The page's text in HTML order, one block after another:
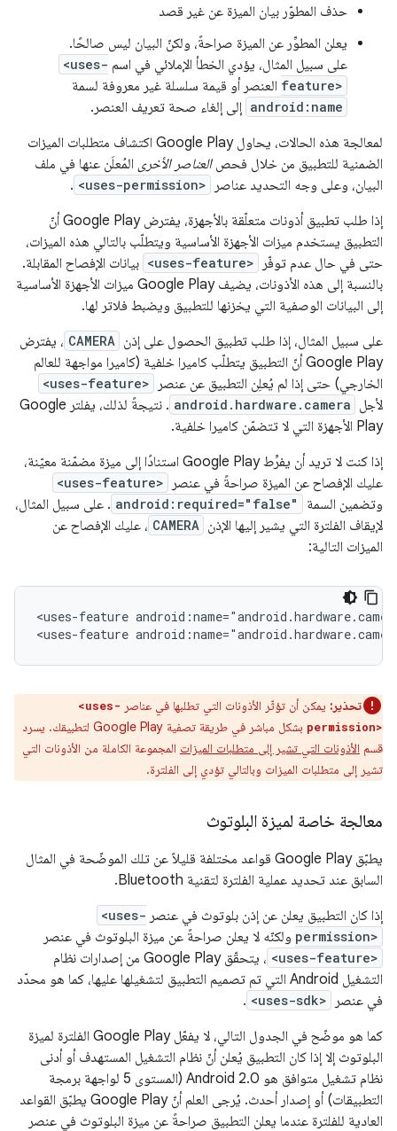
حذف المطوّر بيان الميزة عن غير قصد
يعلن المطوِّر عن الميزة صراحةً، ولكنّ البيان ليس صالحًا.
على سبيل المثال، يؤدي الخطأ الإملائي في اسم <uses-
feature> العنصر أو قيمة سلسلة غير معروفة لسمة
android:name إلى إلغاء صحة تعريف العنصر.
لمعالجة هذه الحالات، يحاول Google Play اكتشاف متطلبات الميزات
الضمنية للتطبيق من خلال فحصالعناصر الأخرى المُعلَن عنها في ملف
البيان، وعلى وجه التحديد عناصر
<uses-permission>
.
إذا طلب تطبيق أذونات متعلّقة بالأجهزة، يفترض Google Play أنّ
التطبيق يستخدم ميزات الأجهزة الأساسية ويتطلّب بالتالي هذه الميزات،
حتى في حال عدم توفّر
<uses-feature> بيانات الإفصاح المقابلة.
بالنسبة إلى هذه الأذونات، يضيف Google Play ميزات الأجهزة الأساسية
إلى البيانات الوصفية التي يخزنها للتطبيق ويضبط فلاتر لها.
على سبيل المثال، إذا طلب تطبيق الحصول على إذن CAMERA ، يفترض
Google Play أنّ التطبيق يتطلّب كاميرا خلفية (كاميرا مواجهة للعالم
الخارجي) حتى إذا لم يُعلِن التطبيق عن عنصر
<uses-feature>
لأجل android.hardware.camera
. نتيجةً لذلك، يفلتر Google
Play الأجهزة التي لا تتضمّن كاميرا خلفية.
إذا كنت لا تريد أن يفرِّط Google Play استنادًا إلى ميزة مضمّنة معيّنة،
عليك الإفصاح عن الميزة صراحةً في عنصر
<uses-feature>
وتضمين السمة android:required="false" . على سبيل المثال،
لإيقاف الفلترة التي يشير إليها الإذن CAMERA ، عليك الإفصاح عن
الميزات التالية:
<uses-feature
<uses-feature
تحذير: يمكن أن تؤثّر الأذونات التي تطلبها في عناصر <uses-
permission>
بشكل مباشر في طريقة تصفية Google Play لتطبيقك. يسرد
قسم الأذونات التي تشير إلى متطلبات الميزات المجموعة الكاملة من الأذونات التي
تشير إلى متطلبات الميزات وبالتالي تؤدي إلى الفلترة.
معالجة خاصة لميزة البلوتوث
يطبّق Google Play قواعد مختلفة قليلاً عن تلك الموضّحة في المثال
السابق عند تحديد عملية الفلترة لتقنية Bluetooth.
إذا كان التطبيق يعلن عن إذن بلوتوث في عنصر <uses-
permission> ولكنّه لا يعلن صراحةً عن ميزة البلوتوث في عنصر
<uses-feature>
، يتحقّق Google Play من إصدارات نظام
التشغيل Android التي تم تصميم التطبيق لتشغيلها عليها، كما هو محدّد
في عنصر
<uses-sdk>
.
كما هو موضّح في الجدول التالي، لا يفعّل Google Play الفلترة لميزة
البلوتوث إلا إذا كان التطبيق يُعلن أنّ نظام التشغيل المستهدف أو أدنى
نظام تشغيل متوافق هو Android 2.0 (المستوى 5 لواجهة برمجة
التطبيقات) أو إصدار أحدث. يُرجى العلم أنّ Google Play يطبّق القواعد
العادية للفلترة عندما يعلن التطبيق صراحةً عن ميزة البلوتوث في عنصر